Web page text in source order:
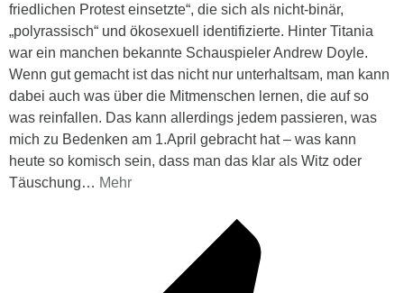
friedlichen Protest einsetzte“, die sich als nicht-binär,
„polyrassisch“ und ökosexuell identifizierte. Hinter Titania
war ein manchen bekannte Schauspieler Andrew Doyle.
Wenn gut gemacht ist das nicht nur unterhaltsam, man kann
dabei auch was über die Mitmenschen lernen, die auf so
was reinfallen. Das kann allerdings jedem passieren, was
mich zu Bedenken am 1.April gebracht hat – was kann
heute so komisch sein, dass man das klar als Witz oder
Täuschung… Mehr